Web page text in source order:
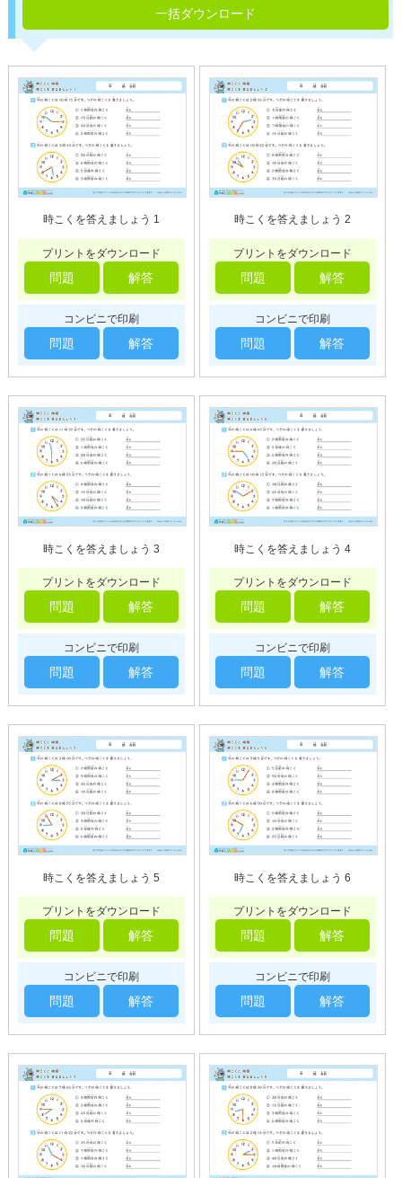
一括ダウンロード
時こくを答えましょう 1
プリントをダウンロード
問題 解答
コンビニで印刷
問題 解答
時こくを答えましょう 2
プリントをダウンロード
問題 解答
コンビニで印刷
問題 解答
時こくを答えましょう 3
プリントをダウンロード
問題 解答
コンビニで印刷
問題 解答
時こくを答えましょう 4
プリントをダウンロード
問題 解答
コンビニで印刷
問題 解答
時こくを答えましょう 5
プリントをダウンロード
問題 解答
コンビニで印刷
問題 解答
時こくを答えましょう 6
プリントをダウンロード
問題 解答
コンビニで印刷
問題 解答